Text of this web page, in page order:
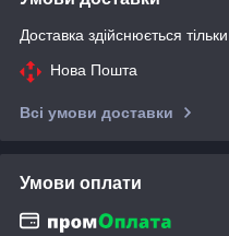
Доставка здійснюється
Нова Пошта
Всі умови доставки
Умови оплати